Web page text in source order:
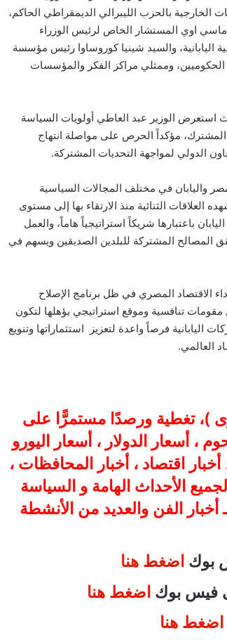
الخارجية بالحزب الليبرالي الديمقراطي الحاكم،
اوي المستشار الخاص لرئيس الوزراء
اليابانية، والسيد شينيا كوروساوا رئيس مؤسسة
الحكوميين، وممثلي مراكز الفكر والمؤسسات
استعرض الوزير عبد العاطي أولويات السياسة
مؤكداً الحرص على مواصلة انتهاج
الدولي لمواجهة التحديات المشتركة.
واليابان في مختلف المجالات السياسية
العلاقات الثنائية منذ الارتقاء بها إلى مستوى
باعتبارها شريكاً استراتيجياً هاماً، والعمل
المصالح المشتركة للبلدين الصديقين ويسهم في
الاقتصاد المصري في ظل برنامج الإصلاح
تنافسية وموقع استراتيجي يؤهلها لتكون
اليابانية فرصاً واعدة لتعزيز استثماراتها وتنويع
العالمي.
)، تغطية ورصدًا مستمرًّا على
، أسعار الدولار ، أسعار اليورو
اقتصاد ، أخبار المحافظات ،
الأحداث الهامة و السياسة
أخبار الفن والعديد من الأنشطة
بوك اضغط هنا
فيس بوك اضغط هنا
اضغط هنا